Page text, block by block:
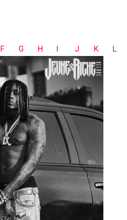
F G H I J K L